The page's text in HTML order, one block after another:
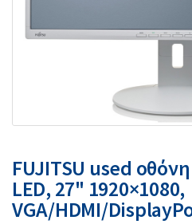
FUJITSU used
LED, 27" 1920×1080,
VGA/HDMI/